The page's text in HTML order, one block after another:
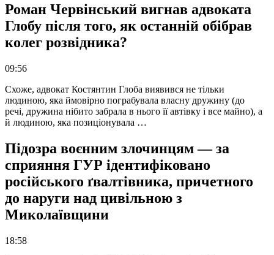
Роман Червінський вигнав адвоката
Глобу після того, як останній обібрав
колег розвідника?
09:56
Схоже, адвокат Костянтин Глоба виявився не тільки
людиною, яка ймовірно пограбувала власну дружину (до
речі, дружина нібито забрала в нього її автівку і все майно), а
й людиною, яка позиціонувала …
Підозра воєнним злочинцям — за
сприяння ГУР ідентифіковано
російського ґвалтівника, причетного
до наруги над цивільною з
Миколаївщини
18:58